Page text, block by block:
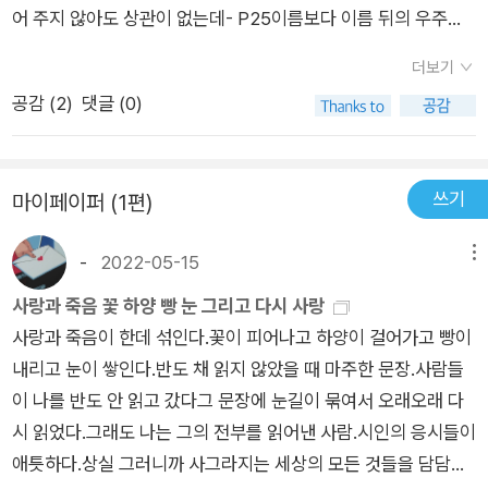
어 주지 않아도 상관이 없는데- P25이름보다 이름 뒤의 우주가
P26이별은 혼자서 할 수 있는 게 아닌데우리가 포기한 사랑은
어떤 생물인가사랑을 포기해도 얻어지는 세상은 없었지그렇다고
보지 못한 이 흰 꽃이라도 사랑해야지 사랑해야지 하면서 나처럼
물을 주고 나서 죽은 자들 모두는 흡흡거리며 각자 죽음의 언덕을
다시 기어오르고 있던 거야공터에서한 사람의 마음 이쪽과 저쪽
을 돌아다니다가죽음이익명으로 숨죽이고 있는 나를 찾아내는
거야등짝에 툭툭 별을 떨어뜨리는 거야- P56당신이 위태로울 때
마다 나를 한 장씩 떨구듯무엇을 찢을 때마다 내가 떨어져 뒹구는
바닥이 있어요슬플 새 없이 죽을 새 없이 짧고 아프게- P88사랑
의 엔딩이라면 무엇을 적실까? 나를 지우고 당신을 다시 쓰면서
뒷모습을 자주 잃어버리자. 미안해 따뜻한 도넛 같은 손목 두 개
이별 후에도 여태 여기 살아 있다.- P128잠들어야 해 그래야 슬
더보기
공감 (2) 댓글 (0)
마이페이퍼 (1편) 쓰기
- 2022-05-15
사랑과 죽음 꽃 하양 빵 눈 그리고 다시 사랑
사랑과 죽음이 한데 섞인다.꽃이 피어나고 하양이 걸어가고 빵이
내리고 눈이 쌓인다.반도 채 읽지 않았을 때 마주한 문장.사람들
이 나를 반도 안 읽고 갔다그 문장에 눈길이 묶여서 오래오래 다
시 읽었다.그래도 나는 그의 전부를 읽어낸 사람.시인의 응시들이
애틋하다.상실 그러니까 사그라지는 세상의 모든 것들을 담담히